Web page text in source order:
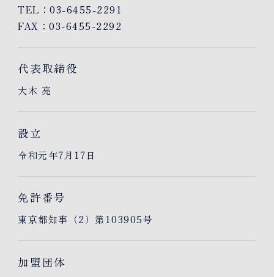
TEL：03-6455-2291
FAX：03-6455-2292
代表取締役
大木 亮
設立
令和元年7月17日
免許番号
東京都知事（2）第103905号
加盟団体